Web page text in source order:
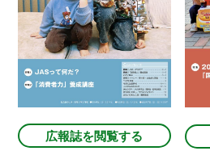
広報誌を閲覧する